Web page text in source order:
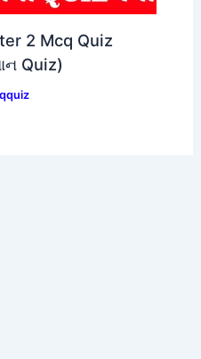
2 Mcq Quiz
Quiz)